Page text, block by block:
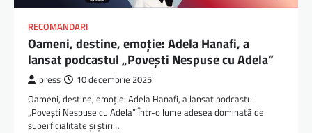
RECOMANDARI
Oameni, destine, emoție: Adela Hanafi, a
lansat podcastul „Povești Nespuse cu Adela”
press 10 decembrie 2025
Oameni, destine, emoție: Adela Hanafi, a lansat podcastul
„Povești Nespuse cu Adela” Într-o lume adesea dominată de
superficialitate și știri…